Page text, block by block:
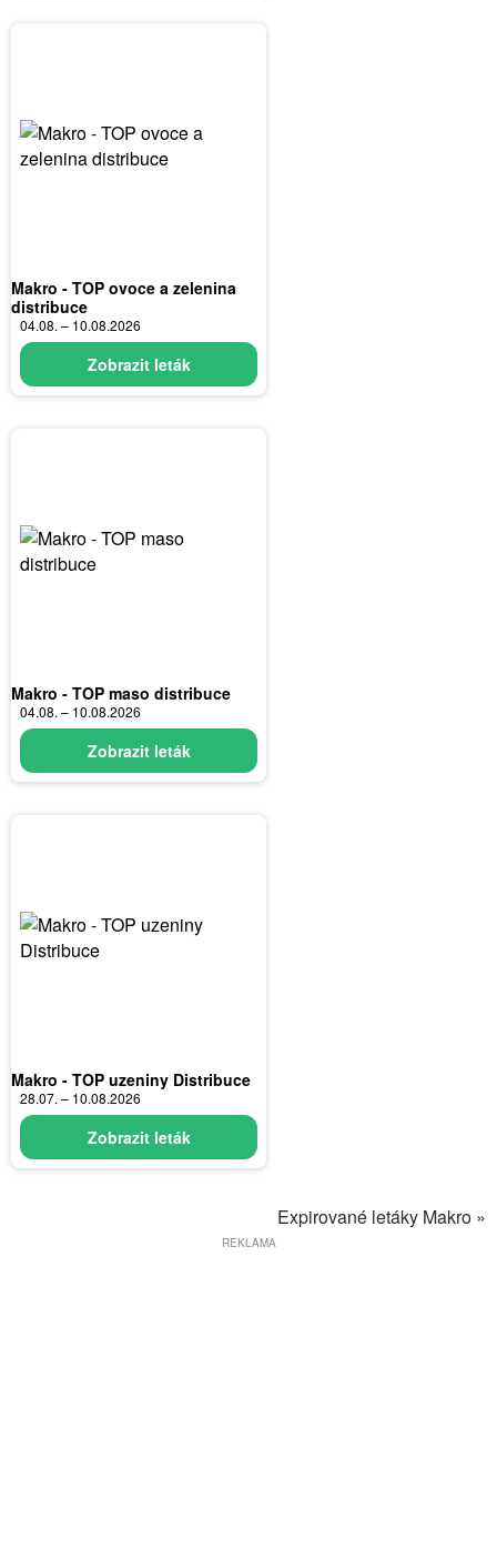
Makro - TOP ovoce a zelenina
distribuce
04.08. – 10.08.2026
Zobrazit leták
Makro - TOP maso distribuce
04.08. – 10.08.2026
Zobrazit leták
Makro - TOP uzeniny Distribuce
28.07. – 10.08.2026
Zobrazit leták
Expirované letáky Makro »
REKLAMA